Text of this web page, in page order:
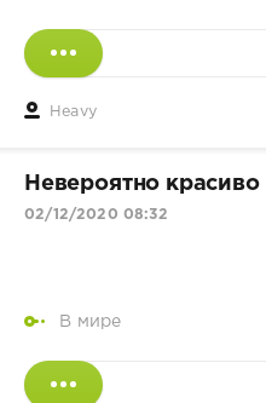
Heavy
Невероятно красиво
02/12/2020 08:32
В мире